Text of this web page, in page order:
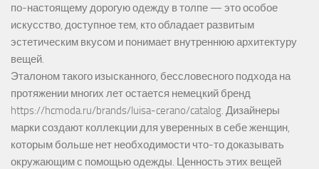
по-настоящему дорогую одежду в толпе — это особое
искусство, доступное тем, кто обладает развитым
эстетическим вкусом и понимает внутреннюю архитектуру
вещей.
Эталоном такого изысканного, бессловесного подхода на
протяжении многих лет остается немецкий бренд
https://hcmoda.ru/brands/luisa-cerano/catalog. Дизайнеры
марки создают коллекции для уверенных в себе женщин,
которым больше нет необходимости что-то доказывать
окружающим с помощью одежды. Ценность этих вещей